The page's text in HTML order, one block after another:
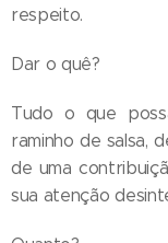
respeito.
Dar o quê?
Tudo o que
raminho de salsa,
de uma
sua atenção